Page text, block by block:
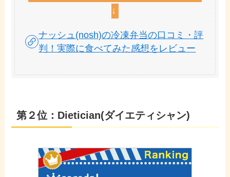
↓
ナッシュ(nosh)の冷凍弁当の口コミ・評
判！実際に食べてみた感想をレビュー
第２位：Dietician(ダイエティシャン)